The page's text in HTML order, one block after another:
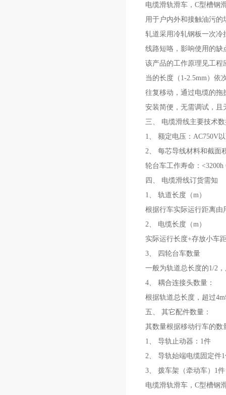
电缆滑轨滑车，C型槽钢
用于户内外和接触油污
轧道采用冷轧钢板一次冷
线路短咯，影响使用的缺
该产品的工作原理见工程
当的长度（1-2.5mm）依
往复移动，通过电缆的拖
安装简便，无需调试，且
三、 电缆滑线主要技术
1、 额定电压：AC750V
2、 每芯导线材料和截面
轮台车工作寿命：
四、 电缆滑线订货需知
1、 轨道长度（m）
根据行车实际运行距离由
2、 电缆长度（m）
实际运行长度+存放小车
3、 四轮台车数量
一般为轨道总长度的1/2
4、 耦合连接头数量：
根据轨道总长度，超过
五、 其它配件数量：
其数量根据移动行车的数
1、 导轨止动器：1件
2、 导轨始端电缆固定件
3、 拨车架（牵动车）1件
电缆滑轨滑车，C型槽钢